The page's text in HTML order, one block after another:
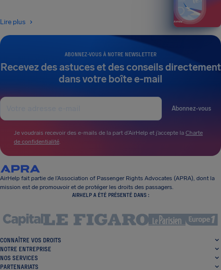
ABONNEZ-VOUS À NOTRE NEWSLETTER
Recevez des astuces et des conseils directement
dans votre boîte e-mail
Abonnez-vous
Je voudrais recevoir des e-mails de la part d’AirHelp et j’accepte la Charte
de confidentialité.
Lire plus
AirHelp fait partie de l’Association of Passenger Rights Advocates (APRA), dont la
mission est de promouvoir et de protéger les droits des passagers.
AIRHELP A ÉTÉ PRÉSENTÉ DANS :
CONNAÎTRE VOS DROITS
NOTRE ENTREPRISE
NOS SERVICES
PARTENARIATS